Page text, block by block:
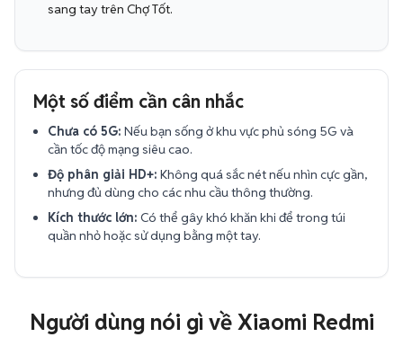
sang tay trên Chợ Tốt.
Một số điểm cần cân nhắc
Chưa có 5G: Nếu bạn sống ở khu vực phủ sóng 5G và
cần tốc độ mạng siêu cao.
Độ phân giải HD+: Không quá sắc nét nếu nhìn cực gần,
nhưng đủ dùng cho các nhu cầu thông thường.
Kích thước lớn: Có thể gây khó khăn khi để trong túi
quần nhỏ hoặc sử dụng bằng một tay.
Người dùng nói gì về Xiaomi Redmi